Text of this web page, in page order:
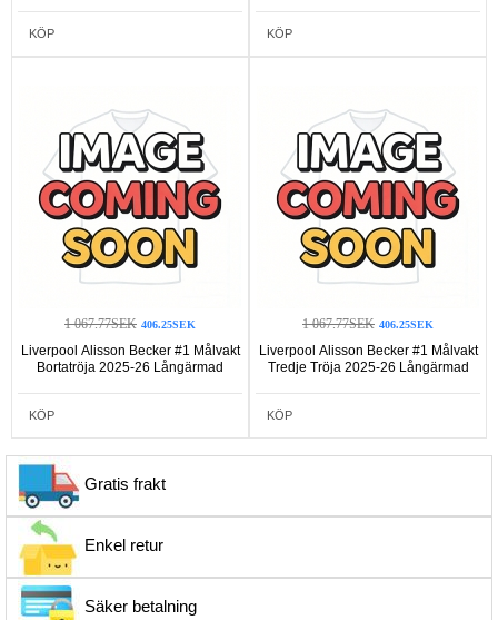
KÖP KÖP
1 067.77SEK 406.25SEK
Liverpool Alisson Becker #1 Målvakt
Bortatröja 2025-26 Långärmad
KÖP
1 067.77SEK 406.25SEK
Liverpool Alisson Becker #1 Målvakt
Tredje Tröja 2025-26 Långärmad
KÖP
Gratis frakt
Enkel retur
Säker betalning